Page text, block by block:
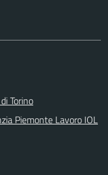
Torino
Piemonte Lavoro IOL